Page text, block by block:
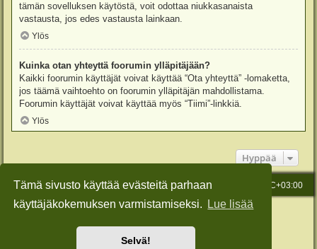
Tämä sivusto käyttää evästeitä parhaan
käyttäjäkokemuksen varmistamiseksi.
Lue lisää
Selvä!
tämän sovelluksen käytöstä, voit odottaa niukkasanaista
vastausta, jos edes vastausta lainkaan.
Ylös
Kuinka otan yhteyttä foorumin ylläpitäjään?
Kaikki foorumin käyttäjät voivat käyttää “Ota yhteyttä” -lomaketta,
jos täämä vaihtoehto on foorumin ylläpitäjän mahdollistama.
Foorumin käyttäjät voivat käyttää myös “Tiimi”-linkkiä.
Ylös
Hyppää
Etusivu Kaikki ajat ovat UTC+03:00
Viesti Ylläpidolle
Keskustelufoorumin ohjelmistophpBB® Forum Software © phpBB Limited